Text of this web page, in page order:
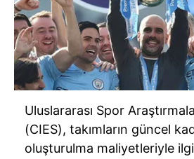
Uluslararası Spor
(CIES), takımların güncel
oluşturulma maliyetleriyle